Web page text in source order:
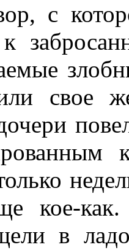
с
к
свое
кое-
в